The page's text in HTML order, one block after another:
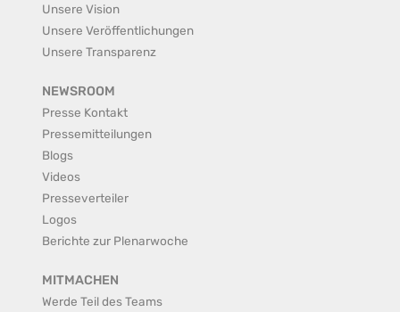
Unsere Vision
Unsere Veröffentlichungen
Unsere Transparenz
NEWSROOM
Presse Kontakt
Pressemitteilungen
Blogs
Videos
Presseverteiler
Logos
Berichte zur Plenarwoche
MITMACHEN
Werde Teil des Teams